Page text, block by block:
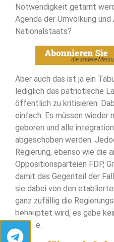
Notwendigkeit getarnt
Agenda der Umvolkung
Nationalstaats?
Aber auch das ist ja ein
lediglich das patriotische
öffentlich zu kritisieren.
einfach: Es müssen wieder
geboren und alle
abgeschoben werden.
Regierung, ebenso wie die
Oppositionsparteien FDP,
damit das Gegenteil der
sie dabei von den
ganz zufällig die
behauptet wird, es gäbe
Presse.